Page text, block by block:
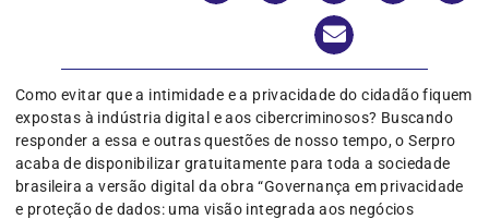
Como evitar que a intimidade e a privacidade do cidadão fiquem
expostas à indústria digital e aos cibercriminosos? Buscando
responder a essa e outras questões de nosso tempo, o Serpro
acaba de disponibilizar gratuitamente para toda a sociedade
brasileira a versão digital da obra “Governança em privacidade
e proteção de dados: uma visão integrada aos negócios